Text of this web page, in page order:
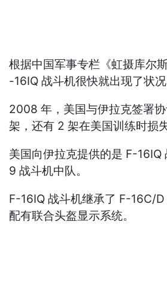
根据中国军事专栏《虹摄库尔
-16IQ 战斗机很快就出现了状况
2008 年，美国与伊拉克签署
架，还有 2 架在美国训练时损失
美国向伊拉克提供的是 F-
9 战斗机中队。
F-16IQ 战斗机继承了 F-16C/
配有联合头盔显示系统。